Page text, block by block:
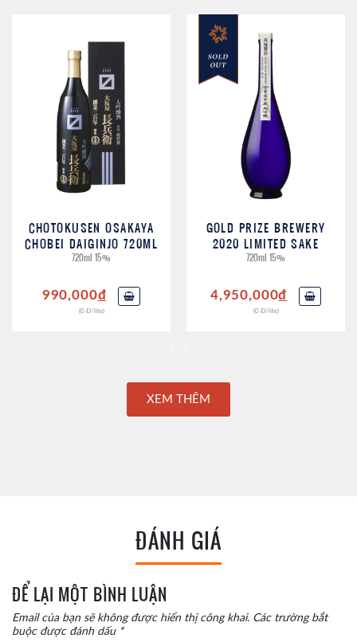
CHOTOKUSEN OSAKAYA
CHOBEI DAIGINJO 720ML
720ml 15%
990,000đ
(0 Đ/lite)
GOLD PRIZE BREWERY
2020 LIMITED SAKE
720ml 15%
4,950,000đ
(0 Đ/lite)
XEM THÊM
ĐÁNH GIÁ
ĐỂ LẠI MỘT BÌNH LUẬN
Email của bạn sẽ không được hiển thị công khai. Các trường bắt
buộc được đánh dấu *